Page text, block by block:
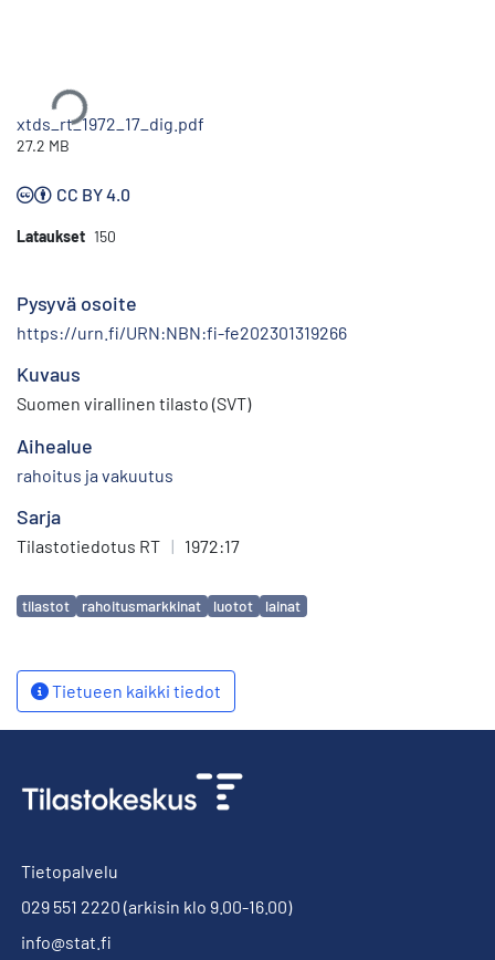
xtds_rt_1972_17_dig.pdf
27.2 MB
CC BY 4.0
Lataukset 150
Pysyvä osoite
https://urn.fi/URN:NBN:fi-fe202301319266
Kuvaus
Suomen virallinen tilasto (SVT)
Aihealue
rahoitus ja vakuutus
Sarja
Tilastotiedotus RT | 1972:17
Avainsanat
tilastot rahoitusmarkkinat luotot lainat
Tietueen kaikki tiedot
Tietopalvelu
029 551 2220 (arkisin klo 9.00-16.00)
info@stat.fi